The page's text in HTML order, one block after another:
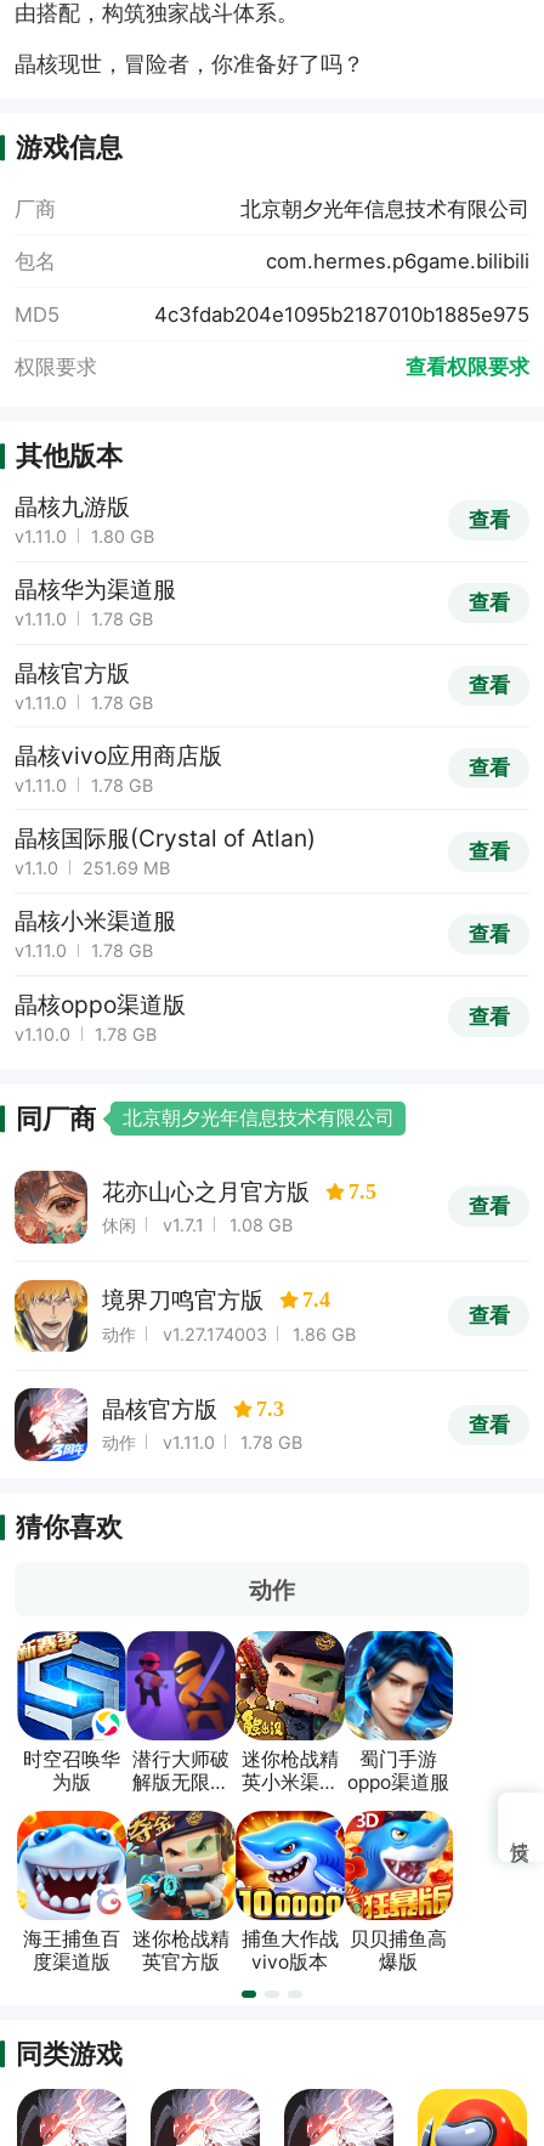
由搭配，构筑独家战斗体系。
晶核现世，冒险者，你准备好了吗？
游戏信息
厂商 北京朝夕光年信息技术有限公司
包名 com.hermes.p6game.bilibili
MD5 4c3fdab204e1095b2187010b1885e975
权限要求 查看权限要求
其他版本
晶核九游版
v1.11.0 1.80 GB
查看
晶核华为渠道服
v1.11.0 1.78 GB
查看
晶核官方版
v1.11.0 1.78 GB
查看
晶核vivo应用商店版
v1.11.0 1.78 GB
查看
晶核国际服(Crystal of Atlan)
v1.1.0 251.69 MB
查看
晶核小米渠道服
v1.11.0 1.78 GB
查看
晶核oppo渠道版
v1.10.0 1.78 GB
查看
同厂商 北京朝夕光年信息技术有限公司
花亦山心之月官方版 7.5
休闲 v1.7.1 1.08 GB
查看
境界刀鸣官方版 7.4
动作 v1.27.174003 1.86 GB
查看
晶核官方版 7.3
动作 v1.11.0 1.78 GB
查看
猜你喜欢
动作
时空召唤华
为版
潜行大师破
解版无限金
迷你枪战精
英小米渠道
蜀门手游
oppo渠道服
海王捕鱼百
度渠道版
迷你枪战精
英官方版
捕鱼大作战
vivo版本
贝贝捕鱼高
爆版
同类游戏